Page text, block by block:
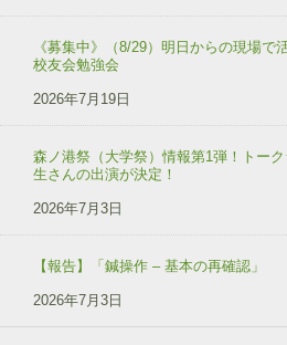
《募集中》（8/29）明日からの現場で
校友会勉強会
2026年7月19日
森ノ港祭（大学祭）情報第1弾！トー
生さんの出演が決定！
2026年7月3日
【報告】「鍼操作 – 基本の再確認」
2026年7月3日